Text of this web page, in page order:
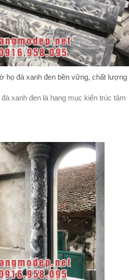
họ đá xanh đen bền vững, chất lượng
xanh đen là hạng mục kiến trúc tâm